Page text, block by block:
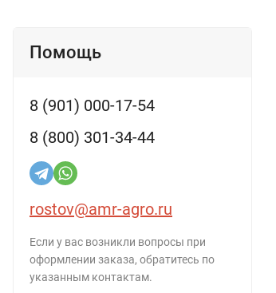
Помощь
8 (901) 000-17-54
8 (800) 301-34-44
rostov@amr-agro.ru
Если у вас возникли вопросы при
оформлении заказа, обратитесь по
указанным контактам.